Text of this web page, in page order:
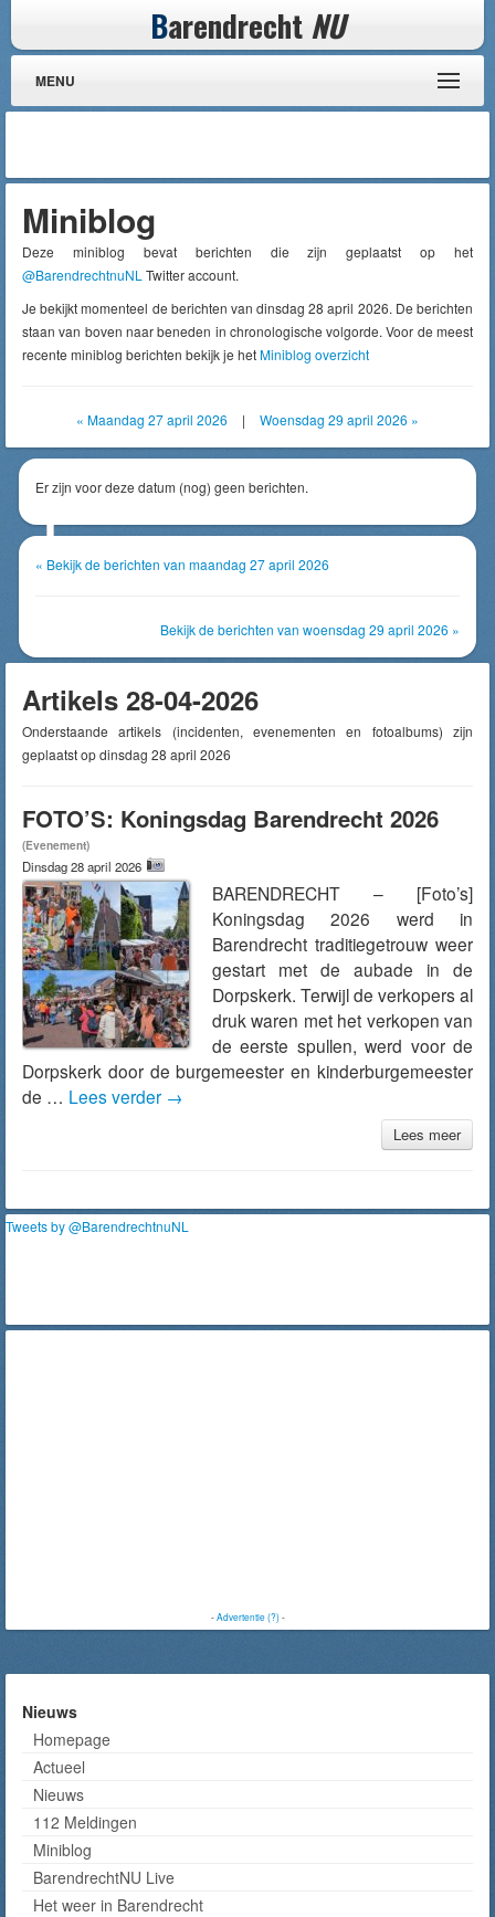
Barendrecht NU
MENU
Miniblog
Deze miniblog bevat berichten die zijn geplaatst op het
@BarendrechtnuNL Twitter account.
Je bekijkt momenteel de berichten van dinsdag 28 april 2026. De berichten
staan van boven naar beneden in chronologische volgorde. Voor de meest
recente miniblog berichten bekijk je hetMiniblog overzicht
« Maandag 27 april 2026 | Woensdag 29 april 2026 »
Er zijn voor deze datum (nog) geen berichten.
« Bekijk de berichten van maandag 27 april 2026
Bekijk de berichten van woensdag 29 april 2026 »
Artikels 28-04-2026
Onderstaande artikels (incidenten, evenementen en fotoalbums) zijn
geplaatst op dinsdag 28 april 2026
FOTO’S: Koningsdag Barendrecht 2026
(Evenement)
Dinsdag 28 april 2026
BARENDRECHT – [Foto’s]
Koningsdag 2026 werd in
Barendrecht traditiegetrouw weer
gestart met de aubade in de
Dorpskerk. Terwijl de verkopers al
druk waren met het verkopen van
de eerste spullen, werd voor de
Dorpskerk door de burgemeester en kinderburgemeester
de … Lees verder →
Lees meer
Tweets by @BarendrechtnuNL
-Advertentie (?)-
Nieuws
Homepage
Actueel
Nieuws
112 Meldingen
Miniblog
BarendrechtNU Live
Het weer in Barendrecht